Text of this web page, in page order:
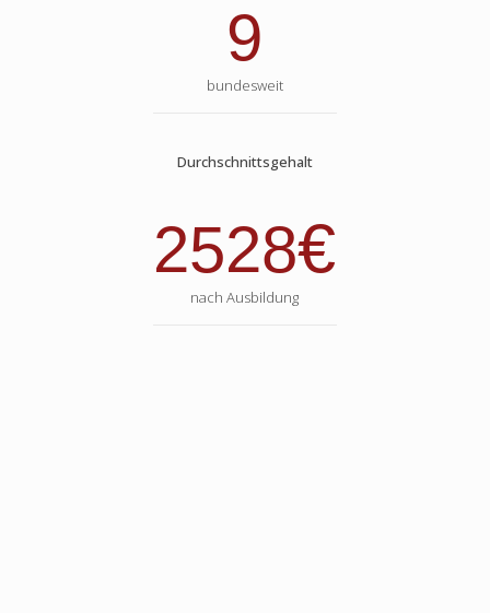
9
bundesweit
Durchschnittsgehalt
2528€
nach Ausbildung